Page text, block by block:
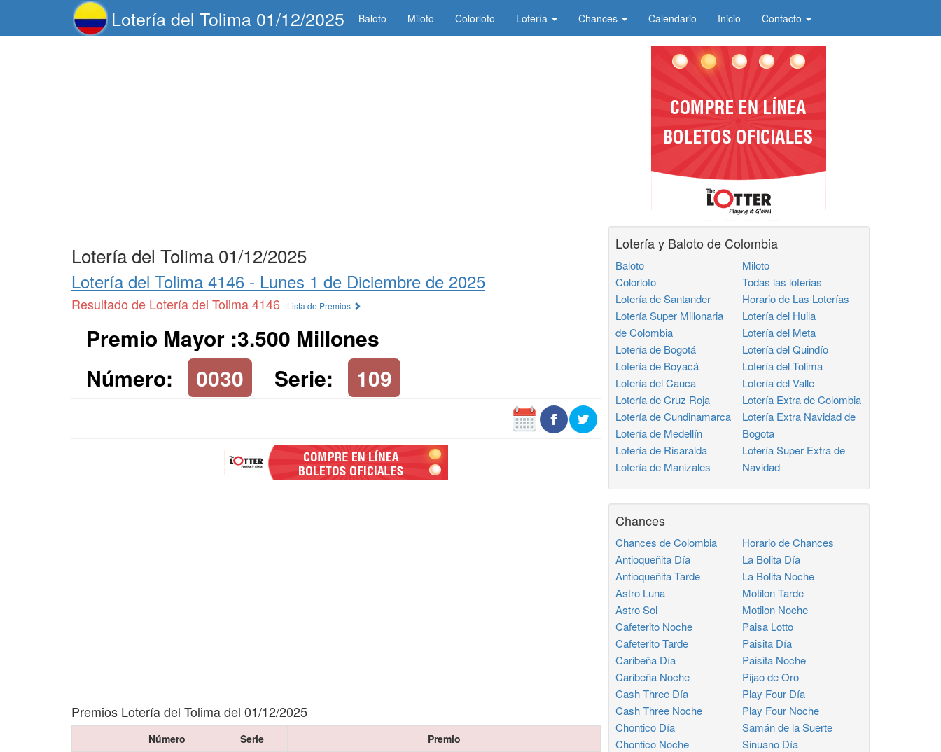
Lotería del Tolima 01/12/2025 Baloto Miloto Colorloto Lotería Chances Calendario Inicio Contacto
Lotería del Tolima 01/12/2025
Lotería del Tolima 4146 - Lunes 1 de Diciembre de 2025
Resultado de Lotería del Tolima 4146 Lista de Premios
Premio Mayor :3.500 Millones
Número:
0030 Serie: 109
Premios Lotería del Tolima del 01/12/2025
Número Serie
Premio
Lotería y Baloto de Colombia
Baloto
Colorloto
Lotería de Santander
Lotería Super Millonaria
de Colombia
Lotería de Bogotá
Lotería de Boyacá
Lotería del Cauca
Lotería de Cruz Roja
Lotería de Cundinamarca
Lotería de Medellín
Lotería de Risaralda
Lotería de Manizales
Miloto
Todas las loterias
Horario de Las Loterías
Lotería del Huila
Lotería del Meta
Lotería del Quindío
Lotería del Tolima
Lotería del Valle
Lotería Extra de Colombia
Lotería Extra Navidad de
Bogota
Lotería Super Extra de
Navidad
Chances
Chances de Colombia
Antioqueñita Día
Antioqueñita Tarde
Astro Luna
Astro Sol
Cafeterito Noche
Cafeterito Tarde
Caribeña Día
Caribeña Noche
Cash Three Día
Cash Three Noche
Chontico Día
Chontico Noche
Horario de Chances
La Bolita Día
La Bolita Noche
Motilon Tarde
Motilon Noche
Paisa Lotto
Paisita Día
Paisita Noche
Pijao de Oro
Play Four Día
Play Four Noche
Samán de la Suerte
Sinuano Día